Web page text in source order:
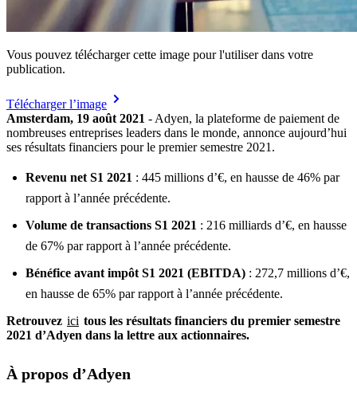
Vous pouvez télécharger cette image pour l'utiliser dans votre
publication.
Télécharger l’image
Amsterdam, 19 août 2021 - Adyen, la plateforme de paiement de
nombreuses entreprises leaders dans le monde, annonce aujourd’hui
ses résultats financiers pour le premier semestre 2021.
Revenu net S1 2021 : 445 millions d’€, en hausse de 46% par
rapport à l’année précédente.
Volume de transactions S1 2021 : 216 milliards d’€, en hausse
de 67% par rapport à l’année précédente.
Bénéfice avant impôt S1 2021 (EBITDA) : 272,7 millions d’€,
Retrouvez ici tous les résultats financiers du premier semestre
2021 d’Adyen dans la lettre aux actionnaires.
À propos d’Adyen